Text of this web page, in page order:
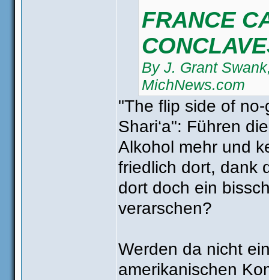
FRANCE
By J. Grant
MichNews.com
Apr 17, 2007
http://
"The flip side of
Shari‘a": Führen
Alkohol mehr und
friedlich dort, dank
dort doch ein
verarschen?
Werden da nicht
amerikanischen